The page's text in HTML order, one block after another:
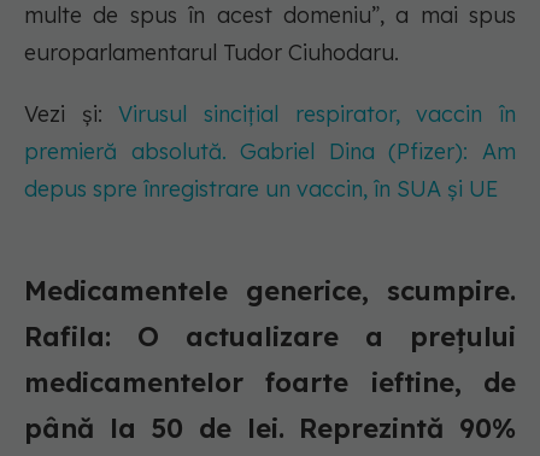
multe de spus în acest domeniu”, a mai spus
europarlamentarul Tudor Ciuhodaru.
Vezi și:Virusul sincițial respirator, vaccin în
premieră absolută. Gabriel Dina (Pfizer): Am
depus spre înregistrare un vaccin, în SUA și UE
Medicamentele generice, scumpire.
Rafila: O actualizare a prețului
medicamentelor foarte ieftine, de
până la 50 de lei. Reprezintă 90%